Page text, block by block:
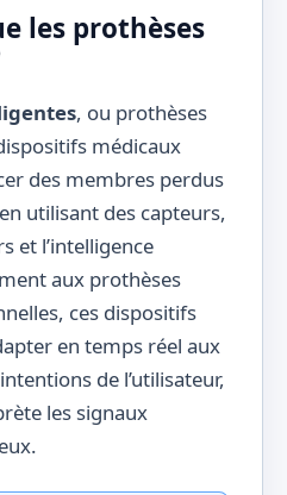
les prothèses
, ou prothèses
médicaux
des membres perdus
utilisant des capteurs,
et l’intelligence
aux prothèses
ces dispositifs
en temps réel aux
de l’utilisateur,
les signaux